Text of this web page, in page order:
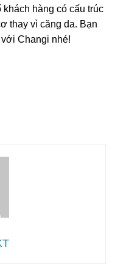
hàng có cấu trúc
thay vì căng da. Bạn
Changi nhé!